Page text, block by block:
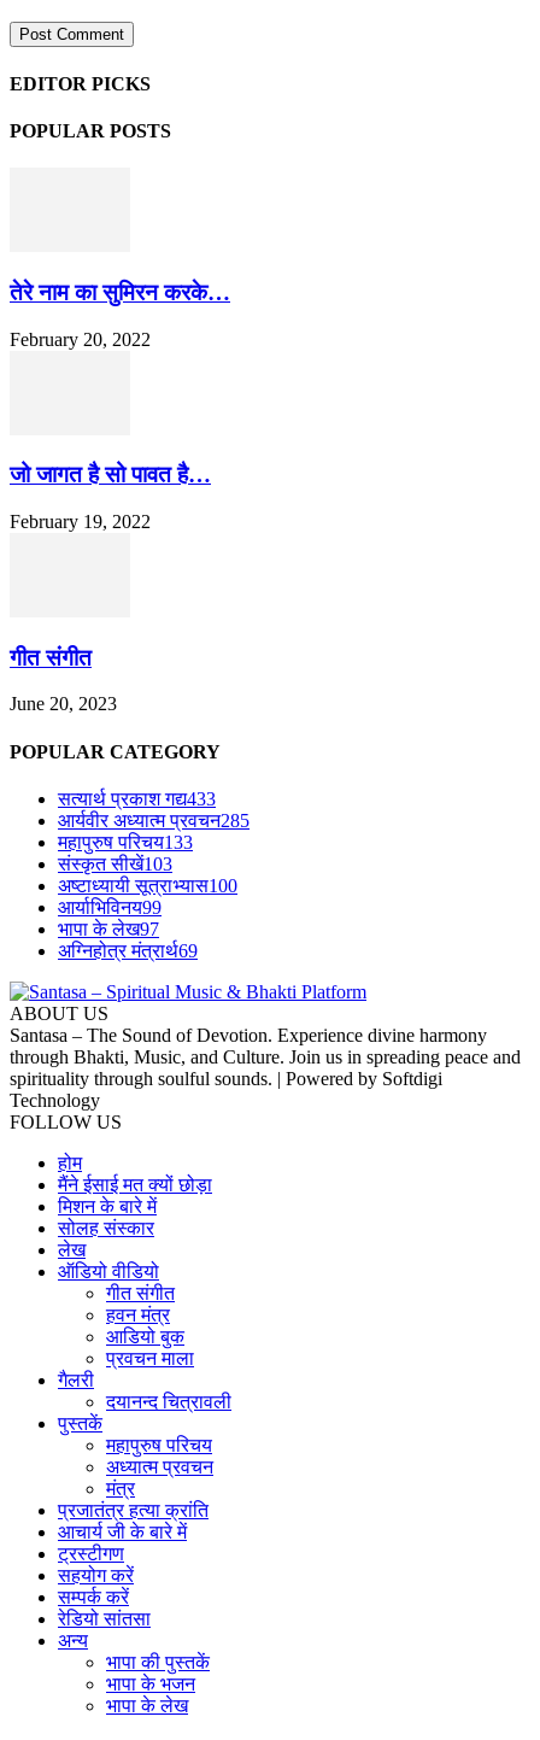
EDITOR PICKS
POPULAR POSTS
तेरे नाम का सुमिरन करके…
February 20, 2022
जो जागत है सो पावत है…
February 19, 2022
गीत संगीत
June 20, 2023
POPULAR CATEGORY
सत्यार्थ प्रकाश गद्य433
आर्यवीर अध्यात्म प्रवचन285
महापुरुष परिचय133
संस्कृत सीखें103
अष्टाध्यायी सूत्राभ्यास100
आर्याभिविनय99
भापा के लेख97
अग्निहोत्र मंत्रार्थ69
ABOUT US
Santasa – The Sound of Devotion. Experience divine harmony
through Bhakti, Music, and Culture. Join us in spreading peace and
spirituality through soulful sounds. | Powered by Softdigi
Technology
FOLLOW US
होम
मैंने ईसाई मत क्यों छोड़ा
मिशन के बारे में
सोलह संस्कार
लेख
ऑडियो वीडियो
गीत संगीत
हवन मंत्र
आडियो बुक
प्रवचन माला
गैलरी
दयानन्द चित्रावली
पुस्तकें
महापुरुष परिचय
अध्यात्म प्रवचन
मंत्र
प्रजातंत्र हत्या क्रांति
आचार्य जी के बारे में
ट्रस्टीगण
सहयोग करें
सम्पर्क करें
रेडियो सांतसा
अन्य
भापा की पुस्तकें
भापा के भजन
भापा के लेख